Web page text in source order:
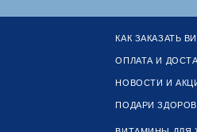
КАК ЗАКАЗАТЬ
ОПЛАТА И
НОВОСТИ И
ПОДАРИ